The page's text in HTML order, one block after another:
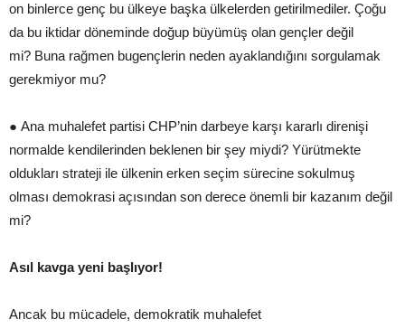
on binlerce genç bu ülkeye başka ülkelerden getirilmediler. Çoğu
da bu iktidar döneminde doğup büyümüş olan gençler değil
mi? Buna rağmen bugençlerin neden ayaklandığını sorgulamak
gerekmiyor mu?
● Ana muhalefet partisi CHP’nin darbeye karşı kararlı direnişi
normalde kendilerinden beklenen bir şey miydi? Yürütmekte
oldukları strateji ile ülkenin erken seçim sürecine sokulmuş
olması demokrasi açısından son derece önemli bir kazanım değil
mi?
Asıl kavga yeni başlıyor!
Ancak bu mücadele, demokratik muhalefet